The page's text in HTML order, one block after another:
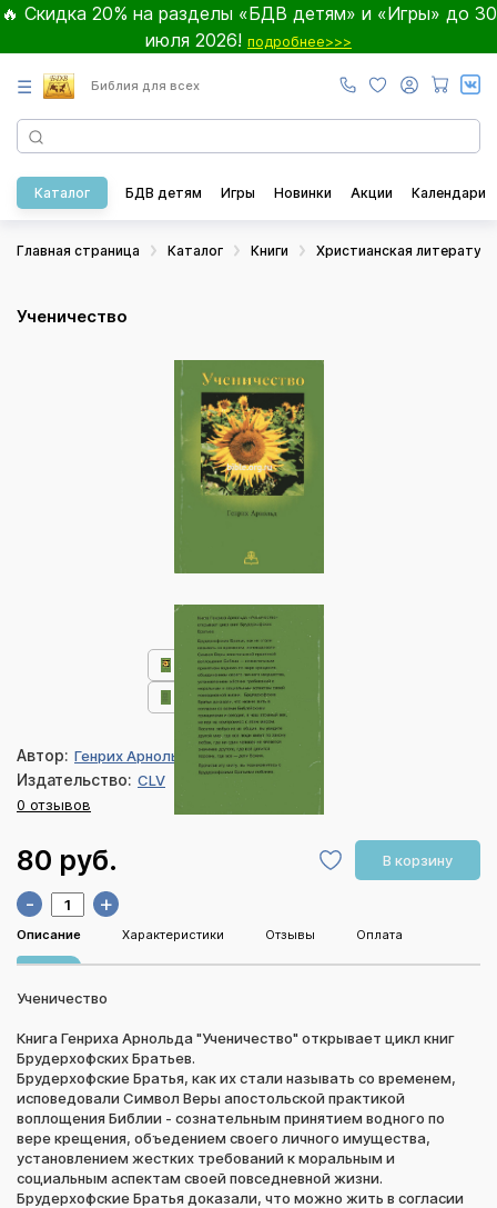
🔥 Скидка 20% на разделы «БДВ детям» и «Игры» до 30
июля 2026! подробнее>>>
☰ Библия для всех
Каталог БДВ детям Игры Новинки Акции Календари
Главная страница Каталог Книги Христианская литература
Ученичество
Автор: Генрих Арнольд
Издательство: CLV
0 отзывов
80 руб. В корзину
- +
Описание Характеристики Отзывы Оплата
Ученичество
Книга Генриха Арнольда "Ученичество" открывает цикл книг
Брудерхофских Братьев.
Брудерхофские Братья, как их стали называть со временем,
исповедовали Символ Веры апостольской практикой
воплощения Библии - сознательным принятием водного по
вере крещения, объедением своего личного имущества,
установлением жестких требований к моральным и
социальным аспектам своей повседневной жизни.
Брудерхофские Братья доказали, что можно жить в согласии